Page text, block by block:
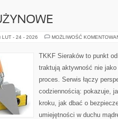
LUT - 24 - 2026 MOŻLIWOŚĆ
TKKF Sieraków to punkt
traktują aktywność nie
proces. Serwis łączy
codziennością: pokazuje,
kroku, jak dbać o
umiejętności w duchu